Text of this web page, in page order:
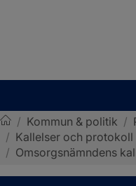
Sotenäs kommun
/ Kommun & politik /
/ Kallelser och protokoll
/ Omsorgsnämndens